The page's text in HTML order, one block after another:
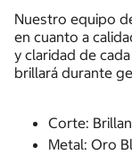
Nuestro equipo
en cuanto a
y claridad de
brillará durante
Corte:
Metal: Oro